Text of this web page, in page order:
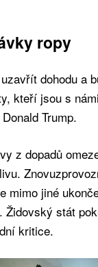
ropy
dohodu a
kteří jsou s
Trump.
z dopadů
mimo jiné
Židovský stát
kritice.